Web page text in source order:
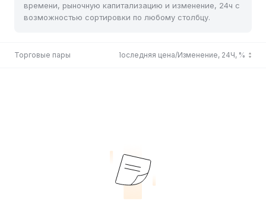
времени, рыночную капитализацию и изменение, 24ч с
возможностью сортировки по любому столбцу.
Торговые пары Последняя цена/Изменение, 24Ч, %